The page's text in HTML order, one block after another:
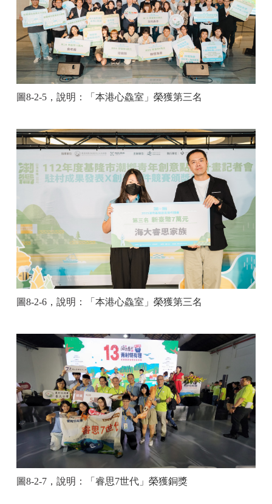
圖8-2-5 ，說明： 「本港心鱻室」榮獲第三名
圖8-2-6 ，說明： 「本港心鱻室」榮獲第三名
圖8-2-7 ，說明： 「睿思7世代」榮獲銅獎